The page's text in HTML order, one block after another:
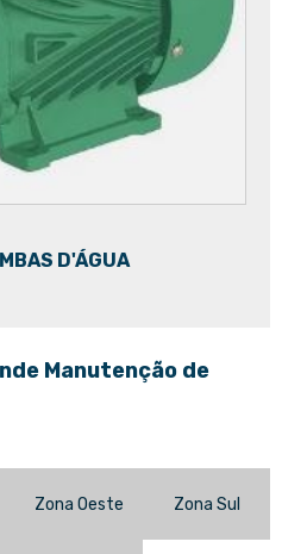
D'ÁGUA
Manutenção de
Zona Oeste Zona Sul